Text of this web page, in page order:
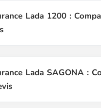
Lada 1200 :
Lada SAGONA :